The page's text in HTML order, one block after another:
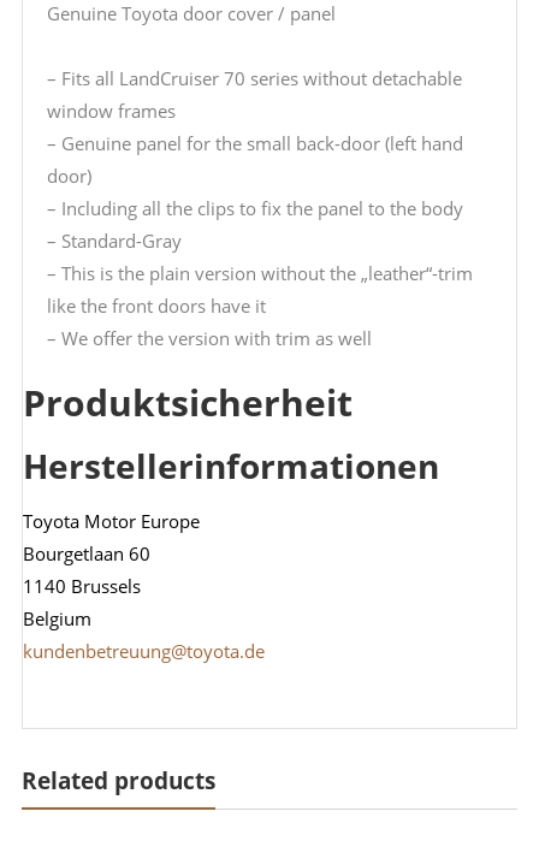
Genuine Toyota door cover / panel
– Fits all LandCruiser 70 series without detachable
window frames
– Genuine panel for the small back-door (left hand
door)
– Including all the clips to fix the panel to the body
– Standard-Gray
– This is the plain version without the „leather“-trim
like the front doors have it
– We offer the version with trim as well
Produktsicherheit
Herstellerinformationen
Toyota Motor Europe
Bourgetlaan 60
1140 Brussels
Belgium
kundenbetreuung@toyota.de
Related products